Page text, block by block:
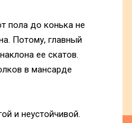
пола до конька не
Потому, главный
ее скатов.
в мансарде
и неустойчивой.